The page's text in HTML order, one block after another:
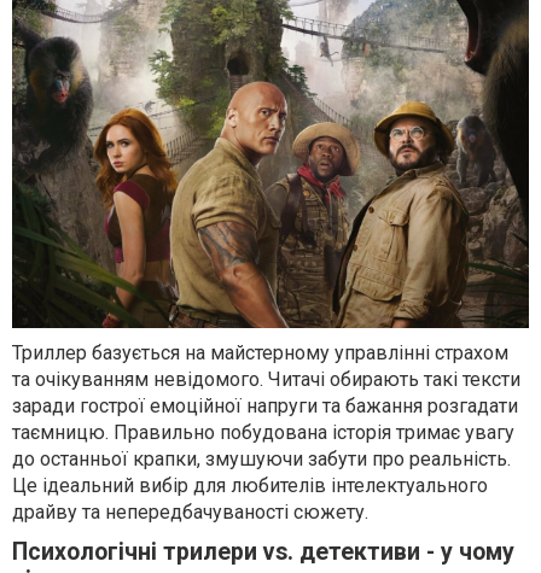
Триллер базується на майстерному управлінні страхом
та очікуванням невідомого. Читачі обирають такі тексти
заради гострої емоційної напруги та бажання розгадати
таємницю. Правильно побудована історія тримає увагу
до останньої крапки, змушуючи забути про реальність.
Це ідеальний вибір для любителів інтелектуального
драйву та непередбачуваності сюжету.
Психологічні трилери vs. детективи - у чому